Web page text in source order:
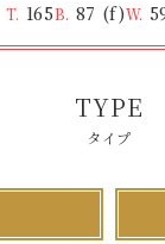
T. 165B. 87 (f)W.
TYPE
タイプ